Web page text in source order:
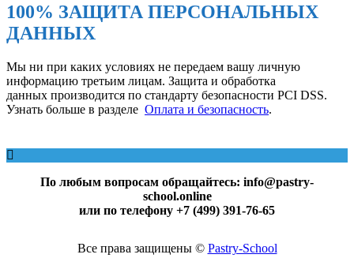
100% ЗАЩИТА ПЕРСОНАЛЬНЫХ
ДАННЫХ
Мы ни при каких условиях не передаем вашу личную
информацию третьим лицам. Защита и обработка
данных производится по стандарту безопасности PCI DSS.
Узнать больше в разделе Оплата и безопасность.
По любым вопросам обращайтесь: info@pastry-
school.online
или по телефону +7 (499) 391-76-65
Все права защищены © Pаstry-School